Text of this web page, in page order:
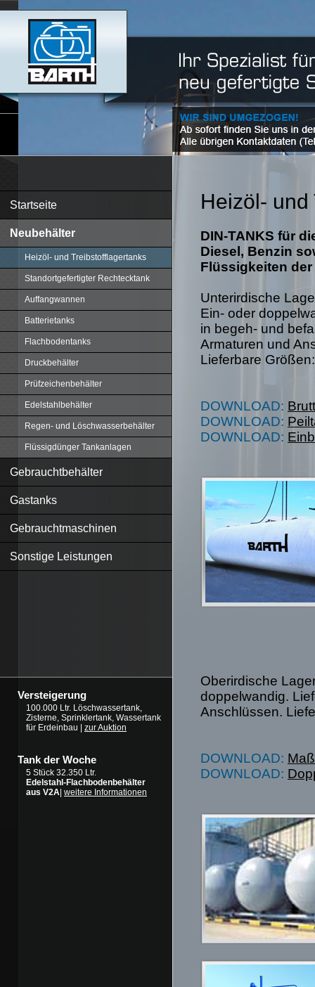
Startseite
Neubehälter
Heizöl- und Treibstofflagertanks
Standortgefertigter Rechtecktank
Auffangwannen
Batterietanks
Flachbodentanks
Druckbehälter
Prüfzeichenbehälter
Edelstahlbehälter
Regen- und Löschwasserbehälter
Flüssigdünger Tankanlagen
Gebrauchtbehälter
Gastanks
Gebrauchtmaschinen
Sonstige Leistungen
Versteigerung
100.000 Ltr. Löschwassertank,
Zisterne, Sprinklertank, Wassertank
für Erdeinbau | zur Auktion
Tank der Woche
5 Stück 32.350 Ltr.
Edelstahl-Flachbodenbehälter
aus V2A weitere Informationen
Heizöl- und
DIN-TANKS für
Diesel, Benzin
Flüssigkeiten der
Unterirdische
Ein- oder
in begeh- und
Armaturen und
Lieferbare
DOWNLOAD:
DOWNLOAD:
DOWNLOAD:
Oberirdische
doppelwandig.
Anschlüssen.
DOWNLOAD:
DOWNLOAD: